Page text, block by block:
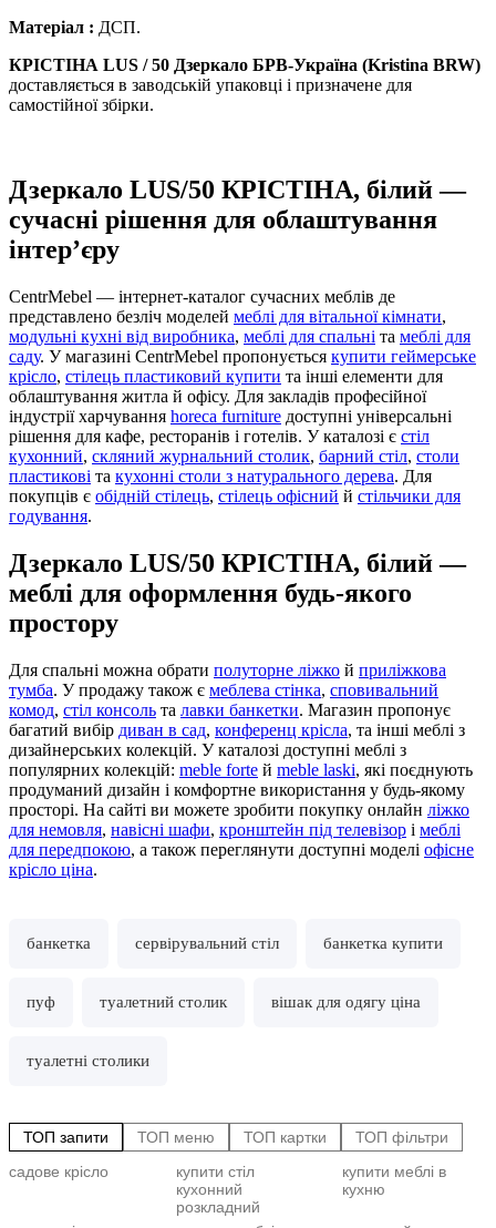
Матеріал : ДСП.
КРІСТІНА LUS / 50 Дзеркало БРВ-Україна (Kristina BRW)
доставляється в заводській упаковці і призначене для
самостійної збірки.
Дзеркало LUS/50 КРІСТІНА, білий —
сучасні рішення для облаштування
інтер’єру
CentrMebel — інтернет-каталог сучасних меблів де
представлено безліч моделей меблі для вітальної кімнати,
модульні кухні від виробника, меблі для спальні та меблі для
саду. У магазині CentrMebel пропонується купити геймерське
крісло, стілець пластиковий купити та інші елементи для
облаштування житла й офісу. Для закладів професійної
індустрії харчування horeca furniture доступні універсальні
рішення для кафе, ресторанів і готелів. У каталозі є стіл
кухонний, скляний журнальний столик, барний стіл, столи
пластикові та кухонні столи з натурального дерева. Для
покупців є обідній стілець, стілець офісний й стільчики для
годування.
Дзеркало LUS/50 КРІСТІНА, білий —
меблі для оформлення будь-якого
простору
Для спальні можна обрати полуторне ліжко й приліжкова
тумба. У продажу також є меблева стінка, сповивальний
комод, стіл консоль та лавки банкетки. Магазин пропонує
багатий вибір диван в сад, конференц крісла, та інші меблі з
дизайнерських колекцій. У каталозі доступні меблі з
популярних колекцій: meble forte й meble laski, які поєднують
продуманий дизайн і комфортне використання у будь-якому
просторі. На сайті ви можете зробити покупку онлайн ліжко
для немовля, навісні шафи, кронштейн під телевізор і меблі
для передпокою, а також переглянути доступні моделі офісне
крісло ціна.
банкетка сервірувальний стіл банкетка купити
пуф туалетний столик вішак для одягу ціна
туалетні столики
ТОП запити ТОП меню ТОП картки
ТОП фільтри
садове крісло
купити стіл
кухонний
розкладний
купити меблі в
кухню